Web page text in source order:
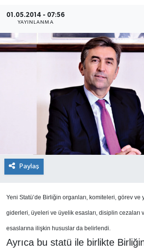
01.05.2014 - 07:56
YAYINLANMA
Paylaş
Yeni Statü’de Birliğin organları, komiteleri, görev ve
giderleri, üyeleri ve üyelik esasları, disiplin cezaları
esaslarına ilişkin hususlar da belirlendi.
Ayrıca bu statü ile birlikte
SEKTÖR
ŞİRKET PANO
YAŞAM